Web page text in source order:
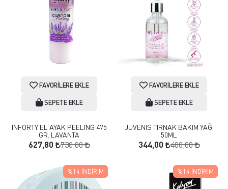
FAVORILERE EKLE
SEPETE EKLE
İNFORTY EL AYAK PEELİNG 475
GR. LAVANTA
627,80 730,00
FAVORILERE EKLE
SEPETE EKLE
JUVENİS TIRNAK BAKIM YAĞI
50ML
344,00 400,00
%14 İNDIRIM %14 İNDIRIM